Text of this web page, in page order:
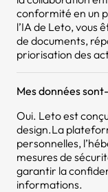
conformité en un
l’IA de Leto, vous
de documents,
priorisation des
Mes données
Oui. Leto est
design.La
personnelles,
mesures de
garantir la
informations.